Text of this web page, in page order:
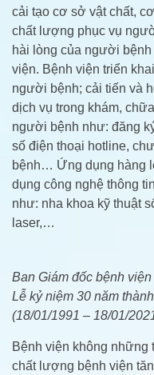
cải tạo cơ sở vật chất,
chất lượng phục vụ
hài lòng của người
viện. Bệnh viện triển
người bệnh; cải tiến và
dịch vụ trong khám,
người bệnh như: đăng
số điện thoại hotline,
bệnh… Ứng dụng hàng
dụng công nghệ thông
như: nha khoa kỹ thuật
laser,…
Ban Giám đốc bệnh
Lễ kỷ niệm 30 năm
(18/01/1991 – 18/01/
Bệnh viện không những
chất lượng bệnh viện